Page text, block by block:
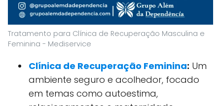
Tratamento para Clínica de Recuperação Masculina e
Feminina - Mediservice
Clínica de Recuperação Feminina: Um
ambiente seguro e acolhedor, focado
em temas como autoestima,